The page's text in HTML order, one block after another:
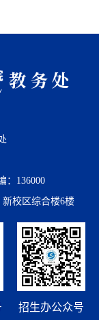
：136000
校区综合楼6楼
招生办公众号